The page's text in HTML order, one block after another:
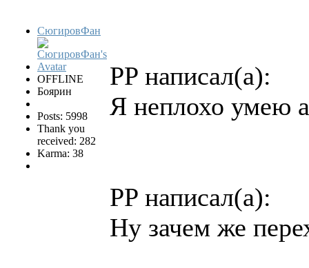
СюгировФан
OFFLINE
Боярин
Posts: 5998
Thank you
received: 282
Karma: 38
PP написал(а):
Я неплохо умею
PP написал(а):
Ну зачем же